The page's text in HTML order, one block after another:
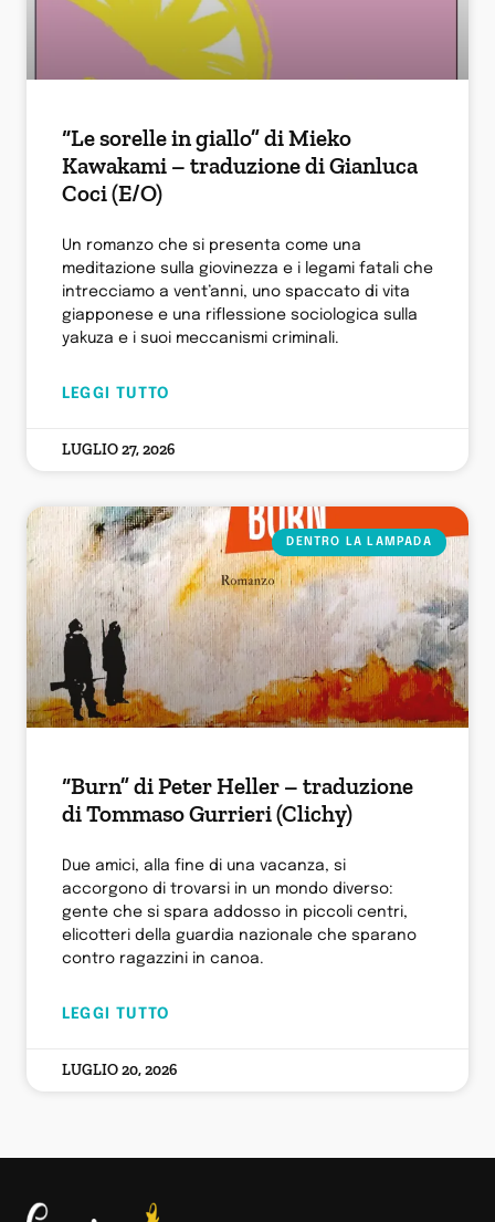
“Le sorelle in giallo” di Mieko
Kawakami – traduzione di Gianluca
Coci (E/O)
Un romanzo che si presenta come una
meditazione sulla giovinezza e i legami fatali che
intrecciamo a vent’anni, uno spaccato di vita
giapponese e una riflessione sociologica sulla
yakuza e i suoi meccanismi criminali.
LEGGI TUTTO
LUGLIO 27, 2026
DENTRO LA LAMPADA
“Burn” di Peter Heller – traduzione
di Tommaso Gurrieri (Clichy)
Due amici, alla fine di una vacanza, si
accorgono di trovarsi in un mondo diverso:
gente che si spara addosso in piccoli centri,
elicotteri della guardia nazionale che sparano
contro ragazzini in canoa.
LEGGI TUTTO
LUGLIO 20, 2026